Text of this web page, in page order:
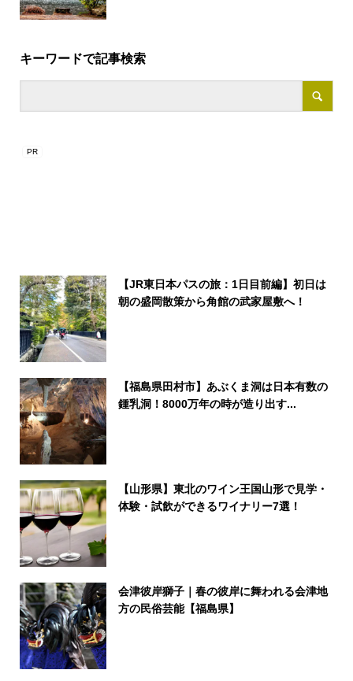
キーワードで記事検索
【JR東日本パスの旅：1日目前編】初日は
朝の盛岡散策から角館の武家屋敷へ！
【福島県田村市】あぶくま洞は日本有数の
鍾乳洞！8000万年の時が造り出す...
【山形県】東北のワイン王国山形で見学・
体験・試飲ができるワイナリー7選！
会津彼岸獅子｜春の彼岸に舞われる会津地
方の民俗芸能【福島県】